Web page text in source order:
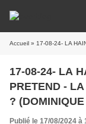
Accueil » 17-08-24- LA HAINE EST-ELLE
17-08-24- LA
PRETEND -
?
Publié le 17/08/2024 à